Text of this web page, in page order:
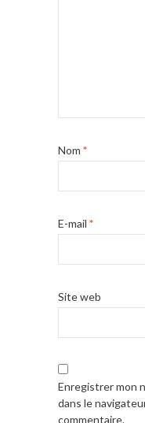
Nom *
E-mail *
Site web
Enregistrer mon
dans le
commentaire.